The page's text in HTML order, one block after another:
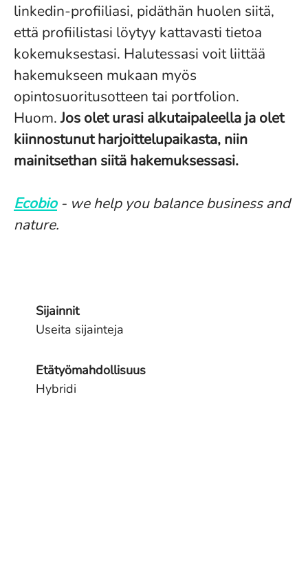
linkedin-profiiliasi, pidäthän huolen siitä,
että profiilistasi löytyy kattavasti tietoa
kokemuksestasi. Halutessasi voit liittää
hakemukseen mukaan myös
opintosuoritusotteen tai portfolion.
Huom.Jos olet urasi alkutaipaleella ja olet
kiinnostunut harjoittelupaikasta, niin
mainitsethan siitä hakemuksessasi.
Ecobio- we help you balance business and
nature.
Sijainnit
Useita sijainteja
Etätyömahdollisuus
Hybridi